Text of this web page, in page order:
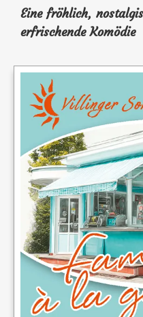
Eine fröhlich,
erfrischende Komödie